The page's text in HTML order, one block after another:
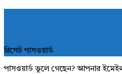
রিসেট পাসওয়ার্ড
পাসওয়ার্ড ভুলে গেছেন? আপনার